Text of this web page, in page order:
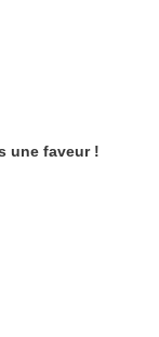
une faveur !